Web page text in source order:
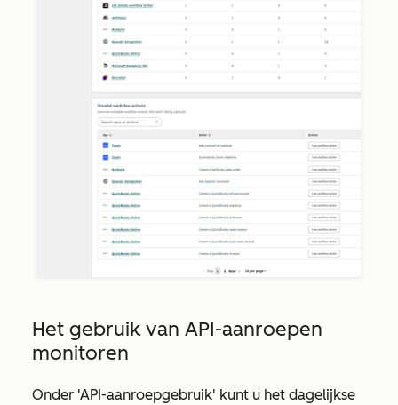
Het gebruik van API-aanroepen
monitoren
Onder 'API-aanroepgebruik' kunt u het dagelijkse